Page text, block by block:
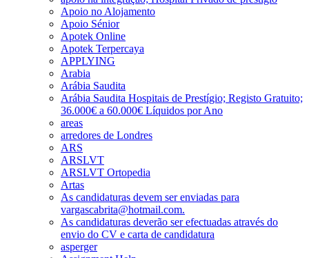
Apoio no Alojamento
Apoio Sénior
Apotek Online
Apotek Terpercaya
APPLYING
Arabia
Arábia Saudita
Arábia Saudita Hospitais de Prestígio; Registo Gratuito;
36.000€ a 60.000€ Líquidos por Ano
areas
arredores de Londres
ARS
ARSLVT
ARSLVT Ortopedia
Artas
As candidaturas devem ser enviadas para
vargascabrita@hotmail.com.
As candidaturas deverão ser efectuadas através do
envio do CV e carta de candidatura
asperger